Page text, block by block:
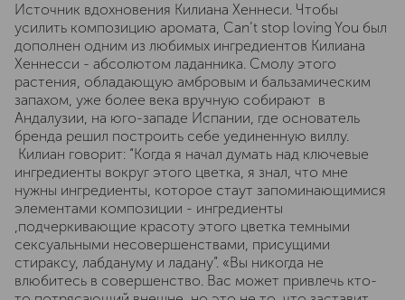
Источник вдохновения Килиана Хеннеси. Чтобы
усилить композицию аромата, Can’t stop loving You был
дополнен одним из любимых ингредиентов Килиана
Хеннесси - абсолютом ладанника. Смолу этого
растения, обладающую амбровым и бальзамическим
запахом, уже более века вручную собирают в
Андалузии, на юго-западе Испании, где основатель
бренда решил построить себе уединенную виллу.
Килиан говорит: “Когда я начал думать над ключевые
ингредиенты вокруг этого цветка, я знал, что мне
нужны ингредиенты, которое стаут запоминающимися
элементами композиции - ингредиенты
,подчеркивающие красоту этого цветка темными
сексуальными несовершенствами, присущими
стираксу, лабдануму и ладану”. «Вы никогда не
влюбитесь в совершенство. Вас может привлечь кто-